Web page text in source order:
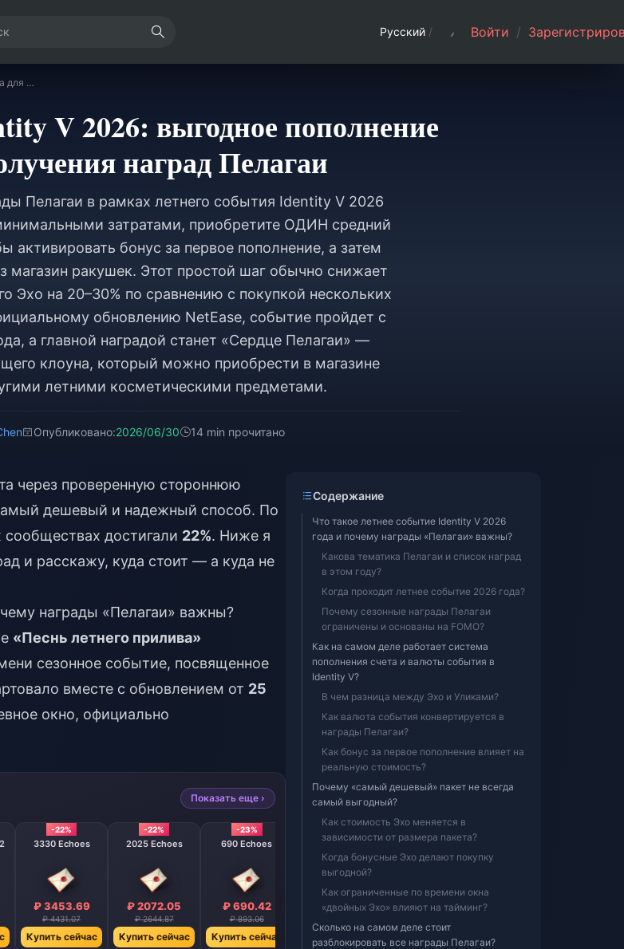
Русский / Войти /
Летнее событие Identity V 2026: выгодное пополнение счета для получения наград Пелагаи
V 2026: выгодное пополнение
наград Пелагаи
Пелагаи в рамках летнего события Identity V 2026
затратами, приобретите ОДИН средний
активировать бонус за первое пополнение, а затем
магазин ракушек. Этот простой шаг обычно снижает
Эхо на 20–30% по сравнению с покупкой нескольких
обновлению NetEase, событие пройдет с
а главной наградой станет «Сердце Пелагаи» —
клоуна, который можно приобрести в магазине
летними косметическими предметами.
Опубликовано:2026/06/30 14 min прочитано
через проверенную стороннюю
дешевый и надежный способ. По
достигали 22%. Ниже я
и расскажу, куда стоит — а куда не
награды «Пелагаи» важны?
«Песнь летнего прилива»
сезонное событие, посвященное
вместе с обновлением от 25
окно, официально
Показать еще ›
-22%
3330 Echoes
₽ 3453.69
₽ 4431.07
Купить сейчас
-22%
2025 Echoes
₽ 2072.05
₽ 2644.87
Купить сейчас
-23%
690 Echoes
₽ 690.42
₽ 893.06
Купить сейчас
305 Echoes
₽ 344.81
Купить сейчас
185 Echoes
₽ 206.41
Купить сейчас Купить сейчас
Содержание
Что такое летнее событие Identity V 2026
года и почему награды «Пелагаи» важны?
Какова тематика Пелагаи и список наград
в этом году?
Когда проходит летнее событие 2026 года?
Почему сезонные награды Пелагаи
ограничены и основаны на FOMO?
Как на самом деле работает система
пополнения счета и валюты события в
Identity V?
В чем разница между Эхо и Уликами?
Как валюта события конвертируется в
награды Пелагаи?
Как бонус за первое пополнение влияет на
реальную стоимость?
Почему «самый дешевый» пакет не всегда
самый выгодный?
Как стоимость Эхо меняется в
зависимости от размера пакета?
Когда бонусные Эхо делают покупку
выгодной?
Как ограниченные по времени окна
«двойных Эхо» влияют на тайминг?
Сколько на самом деле стоит
разблокировать все награды Пелагаи?